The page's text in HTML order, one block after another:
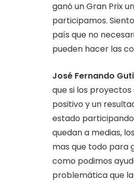
ganó un Gran Prix
participamos.
país que no
pueden hacer las
José Fernando
que si los
positivo y un
estado
quedan a medias,
mas que todo para
como podimos
problemática que